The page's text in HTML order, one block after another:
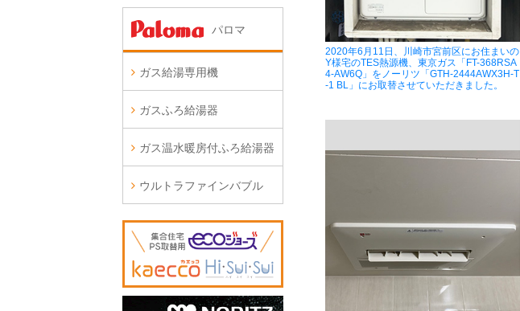
2020年6月11日、川崎市宮前区にお住まいの
Y様宅のTES熱源機、東京ガス「FT-368RSA
4-AW6Q」をノーリツ「GTH-2444AWX3H-T
-1 BL」にお取替させていただきました。
パロマ
ガス給湯専用機
ガスふろ給湯器
ガス温水暖房付ふろ給湯器
ウルトラファインバブル